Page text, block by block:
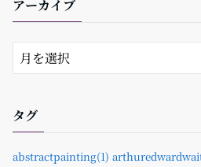
アーカイブ
タグ
abstractpainting(1)